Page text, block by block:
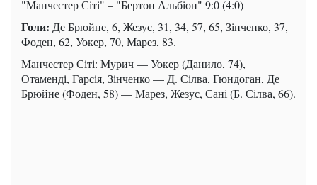
"Манчестер Сіті" – "Бертон Альбіон" 9:0 (4:0)
Голи: Де Брюйне, 6, Жезус, 31, 34, 57, 65, Зінченко, 37,
Фоден, 62, Уокер, 70, Марез, 83.
Манчестер Сіті: Мурич — Уокер (Данило, 74),
Отаменді, Гарсія, Зінченко — Д. Сілва, Гюндоган, Де
Брюйне (Фоден, 58) — Марез, Жезус, Сані (Б. Сілва, 66).